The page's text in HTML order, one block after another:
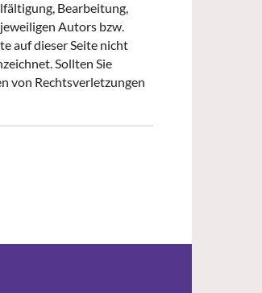
Bearbeitung,
Autors bzw.
auf dieser Seite nicht
Sollten Sie
von Rechtsverletzungen